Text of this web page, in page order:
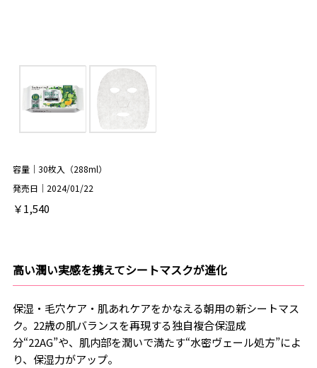
容量｜30枚入（288ml）
発売日｜2024/01/22
￥1,540
高い潤い実感を携えてシートマスクが進化
保湿・毛穴ケア・肌あれケアをかなえる朝用の新シートマス
ク。22歳の肌バランスを再現する独自複合保湿成
分“22AG”や、肌内部を潤いで満たす“水密ヴェール処方”によ
り、保湿力がアップ。